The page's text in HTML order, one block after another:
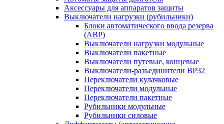
Аксессуары для аппаратов защиты
Выключатели нагрузки (рубильники)
Блоки автоматического ввода резерва
(АВР)
Выключатели нагрузки модульные
Выключатели пакетные
Выключатели путевые, концевые
Выключатели-разъединители ВР32
Переключатели кулачковые
Переключатели модульные
Переключатели пакетные
Рубильники модульные
Рубильники силовые